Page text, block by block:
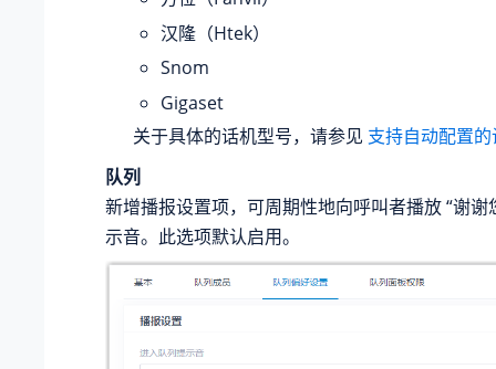
汉隆（Htek）
Snom
Gigaset
关于具体的话机型号，请参见 支持自动配置
队列
新增播报设置项，可周期性地向呼叫者播放 “谢谢
示音。此选项默认启用。